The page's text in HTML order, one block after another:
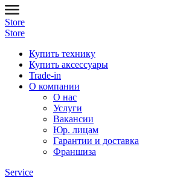
Store
Store
Купить технику
Купить аксессуары
Trade-in
О компании
О нас
Услуги
Вакансии
Юр. лицам
Гарантии и доставка
Франшиза
Service